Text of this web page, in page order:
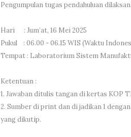
Pengumpulan tugas pendahuluan
Hari : Jum’at, 16 Mei 2025
Pukul : 06.00 - 06.15 WIS (Waktu
Tempat : Laboratorium Sistem
Ketentuan :
1. Jawaban ditulis tangan di kertas KOP
2. Sumber di print dan di jadikan 1
yang dikutip.